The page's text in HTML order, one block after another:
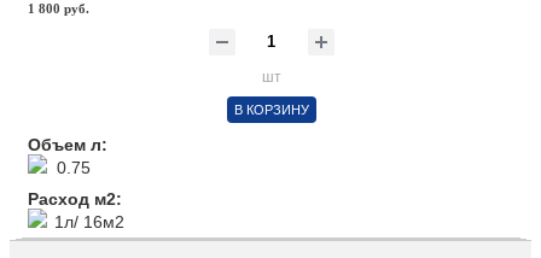
1 800 руб.
шт
В КОРЗИНУ
Объем л:
0.75
Расход м2:
1л/ 16м2